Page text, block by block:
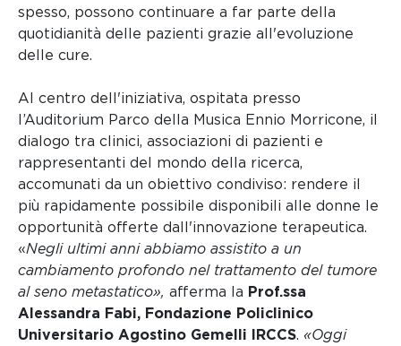
spesso, possono continuare a far parte della
quotidianità delle pazienti grazie all'evoluzione
delle cure.
Al centro dell'iniziativa, ospitata presso
l’Auditorium Parco della Musica Ennio Morricone, il
dialogo tra clinici, associazioni di pazienti e
rappresentanti del mondo della ricerca,
accomunati da un obiettivo condiviso: rendere il
più rapidamente possibile disponibili alle donne le
opportunità offerte dall'innovazione terapeutica.
«Negli ultimi anni abbiamo assistito a un
cambiamento profondo nel trattamento del tumore
al seno metastatico», afferma la Prof.ssa
Alessandra Fabi, Fondazione Policlinico
Universitario Agostino Gemelli IRCCS. «Oggi